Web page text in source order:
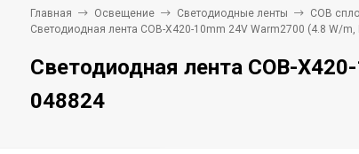
Главная Освещение Светодиодные ленты
COB
Светодиодная лента COB-X420-10mm 24V Warm2700 (4.8 W/
Светодиодная лента COB-
048824